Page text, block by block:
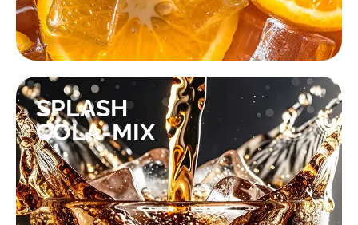
SPLASH
COLA-MIX